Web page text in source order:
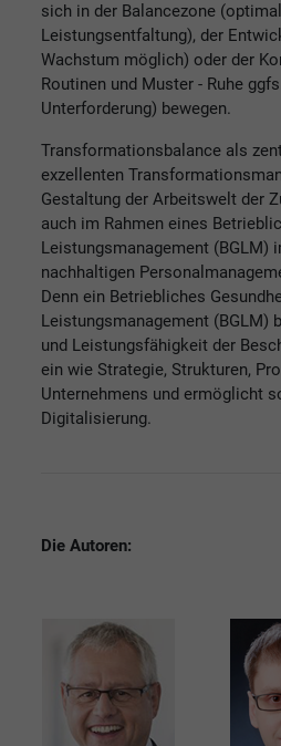
sich in der Balancezone
Leistungsentfaltung), der
Wachstum möglich) oder der
Routinen und Muster - Ruhe
Unterforderung) bewegen.
Transformationsbalance als
exzellenten
Gestaltung der Arbeitswelt der
auch im Rahmen eines
Leistungsmanagement (BGLM)
nachhaltigen
Denn ein Betriebliches
Leistungsmanagement (BGLM)
und Leistungsfähigkeit der
ein wie Strategie, Strukturen,
Unternehmens und ermöglicht
Digitalisierung.
Die Autoren: